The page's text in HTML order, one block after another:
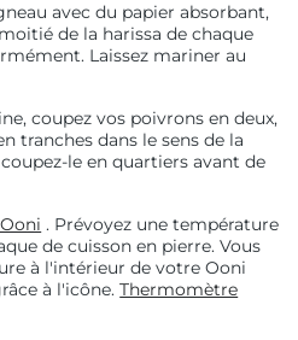
avec du papier absorbant,
de la harissa de chaque
Laissez mariner au
coupez vos poivrons en deux,
tranches dans le sens de la
le en quartiers avant de
. Prévoyez une température
de cuisson en pierre. Vous
à l'intérieur de votre Ooni
à l'icône. Thermomètre